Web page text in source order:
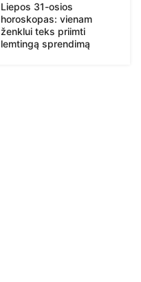
Liepos 31-osios
horoskopas: vienam
ženklui teks priimti
lemtingą sprendimą